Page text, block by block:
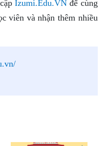
Izumi.Edu.VNđể cùng
viên và nhận thêm nhiều